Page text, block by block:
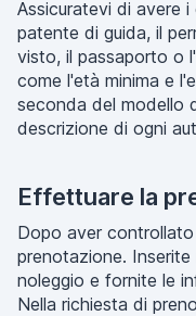
Assicuratevi di avere
patente di guida, il
visto, il passaporto o
come l'età minima e
seconda del modello
descrizione di ogni
Effettuare la
Dopo aver
prenotazione.
noleggio e fornite le
Nella richiesta di